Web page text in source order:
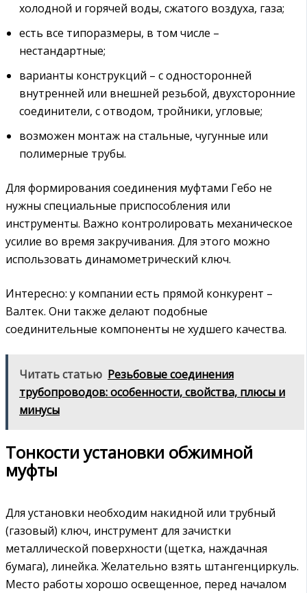
холодной и горячей воды, сжатого воздуха, газа;
есть все типоразмеры, в том числе –
нестандартные;
варианты конструкций – с односторонней
внутренней или внешней резьбой, двухсторонние
соединители, с отводом, тройники, угловые;
возможен монтаж на стальные, чугунные или
полимерные трубы.
Для формирования соединения муфтами Гебо не
нужны специальные приспособления или
инструменты. Важно контролировать механическое
усилие во время закручивания. Для этого можно
использовать динамометрический ключ.
Интересно: у компании есть прямой конкурент –
Валтек. Они также делают подобные
соединительные компоненты не худшего качества.
Читать статью Резьбовые соединения
трубопроводов: особенности, свойства, плюсы и
минусы
Тонкости установки обжимной
муфты
Для установки необходим накидной или трубный
(газовый) ключ, инструмент для зачистки
металлической поверхности (щетка, наждачная
бумага), линейка. Желательно взять штангенциркуль.
Место работы хорошо освещенное, перед началом